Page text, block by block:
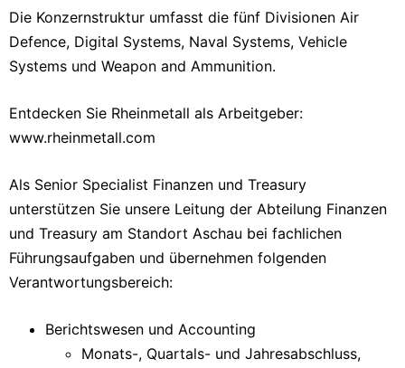
Die Konzernstruktur umfasst die fünf Divisionen Air
Defence, Digital Systems, Naval Systems, Vehicle
Systems und Weapon and Ammunition.
Entdecken Sie Rheinmetall als Arbeitgeber:
www.rheinmetall.com
Als Senior Specialist Finanzen und Treasury
unterstützen Sie unsere Leitung der Abteilung Finanzen
und Treasury am Standort Aschau bei fachlichen
Führungsaufgaben und übernehmen folgenden
Verantwortungsbereich:
Berichtswesen und Accounting
Monats-, Quartals- und Jahresabschluss,